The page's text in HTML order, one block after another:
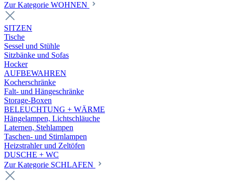
Zur Kategorie WOHNEN
SITZEN
Tische
Sessel und Stühle
Sitzbänke und Sofas
Hocker
AUFBEWAHREN
Kocherschränke
Falt- und Hängeschränke
Storage-Boxen
BELEUCHTUNG + WÄRME
Hängelampen, Lichtschläuche
Laternen, Stehlampen
Taschen- und Stirnlampen
Heizstrahler und Zeltöfen
DUSCHE + WC
Zur Kategorie SCHLAFEN